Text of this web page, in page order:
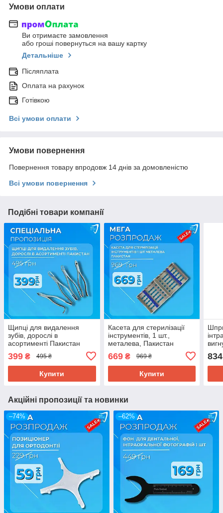
Умови оплати
Ви отримаєте замовлення
або гроші повернуться на вашу картку
Детальніше
Післяплата
Оплата на рахунок
Готівкою
Всі умови оплати
Умови повернення
Повернення товару впродовж 14 днів за домовленістю
Всі умови повернення
Подібні товари компанії
Щипці для видалення
зубів, дорослі в
асортименті Пакистан
399 ₴ 495 ₴
Купити
Касета для стерилізації
інструментів, 1 шт.,
металева, Пакистан
669₴ 969 ₴
Купити
834
Акційні пропозиції та новинки
–74% –62%